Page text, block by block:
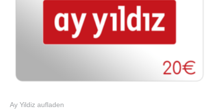
Ay Yildiz aufladen